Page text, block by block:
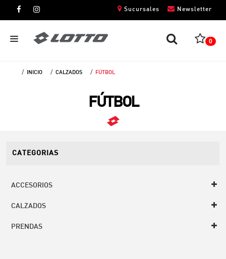
Newsletter
Sucursales
0
INICIO CALZADOS FÚTBOL
FÚTBOL
CATEGORIAS
ACCESORIOS
CALZADOS
PRENDAS